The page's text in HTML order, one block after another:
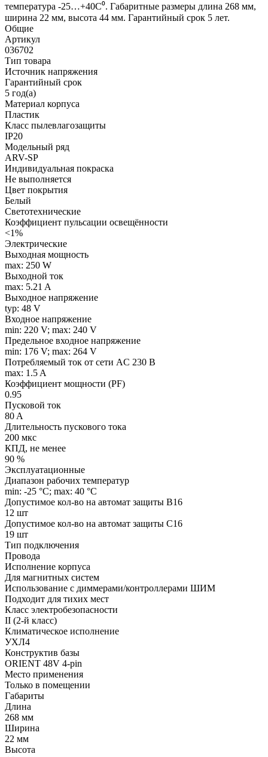
температура -25…+40C⁰. Габаритные размеры длина 268 мм,
ширина 22 мм, высота 44 мм. Гарантийный срок 5 лет.
Общие
Артикул
036702
Тип товара
Источник напряжения
Гарантийный срок
5 год(а)
Материал корпуса
Пластик
Класс пылевлагозащиты
IP20
Модельный ряд
ARV-SP
Индивидуальная покраска
Не выполняется
Цвет покрытия
Белый
Светотехнические
Коэффициент пульсации освещённости
<1%
Электрические
Выходная мощность
max: 250 W
Выходной ток
max: 5.21 A
Выходное напряжение
typ: 48 V
Входное напряжение
min: 220 V; max: 240 V
Предельное входное напряжение
min: 176 V; max: 264 V
Потребляемый ток от сети AC 230 В
max: 1.5 A
Коэффициент мощности (PF)
0.95
Пусковой ток
80 A
Длительность пускового тока
200 мкс
КПД, не менее
90 %
Эксплуатационные
Диапазон рабочих температур
min: -25 °C; max: 40 °C
Допустимое кол-во на автомат защиты B16
12 шт
Допустимое кол-во на автомат защиты C16
19 шт
Тип подключения
Провода
Исполнение корпуса
Для магнитных систем
Использование с диммерами/контроллерами ШИМ
Подходит для тихих мест
Класс электробезопасности
II (2-й класс)
Климатическое исполнение
УХЛ4
Конструктив базы
ORIENT 48V 4-pin
Место применения
Только в помещении
Габариты
Длина
268 мм
Ширина
22 мм
Высота